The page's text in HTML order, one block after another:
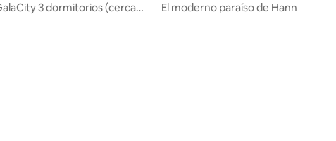
3 dormitorios (cerca
El moderno paraíso de Hann